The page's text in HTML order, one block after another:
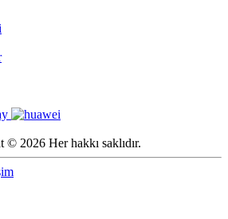
2026 Her hakkı saklıdır.